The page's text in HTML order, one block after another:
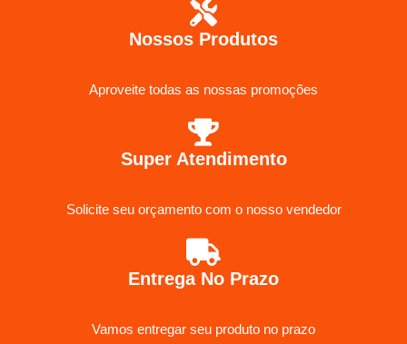
Nossos Produtos
Aproveite todas as nossas promoções
Super Atendimento
Solicite seu orçamento com o nosso vendedor
Entrega No Prazo
Vamos entregar seu produto no prazo